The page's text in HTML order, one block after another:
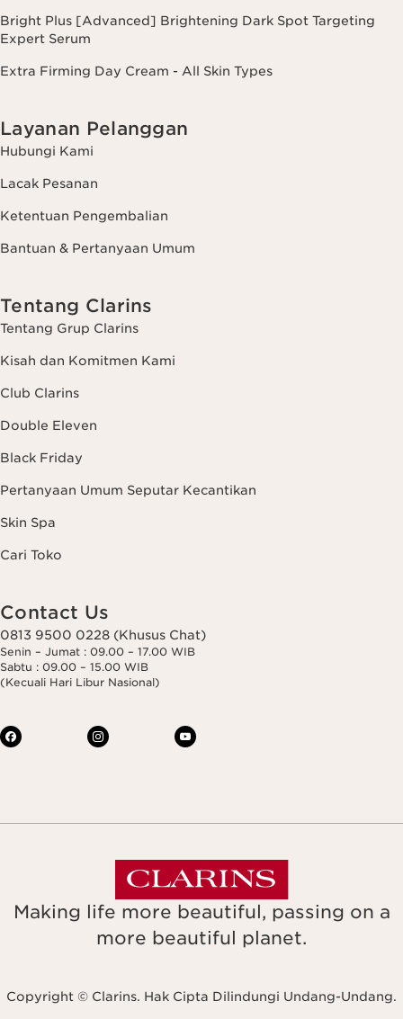
Bright Plus [Advanced] Brightening Dark Spot Targeting
Expert Serum
Extra Firming Day Cream - All Skin Types
Layanan Pelanggan
Hubungi Kami
Lacak Pesanan
Ketentuan Pengembalian
Bantuan & Pertanyaan Umum
Tentang Clarins
Tentang Grup Clarins
Kisah dan Komitmen Kami
Club Clarins
Double Eleven
Black Friday
Pertanyaan Umum Seputar Kecantikan
Skin Spa
Cari Toko
Contact Us
0813 9500 0228 (Khusus Chat)
Senin – Jumat : 09.00 – 17.00 WIB
Sabtu : 09.00 – 15.00 WIB
(Kecuali Hari Libur Nasional)
Making life more beautiful, passing on a
more beautiful planet.
Copyright © Clarins. Hak Cipta Dilindungi Undang-Undang.